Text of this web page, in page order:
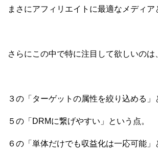
まさにアフィリエイトに最適なメディア
さらにこの中で特に注目して欲しいのは
３の「ターゲットの属性を絞り込める」
５の「DRMに繋げやすい」という点。
６の「単体だけでも収益化は一応可能」